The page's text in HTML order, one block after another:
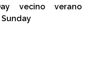
vecino
verano